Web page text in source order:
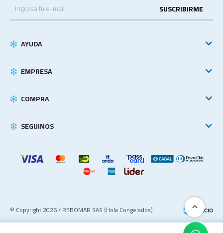
SUSCRIBIRME
AYUDA
EMPRESA
COMPRA
SEGUINOS
© Copyright 2026 / REBOMAR SAS (Hola Congelados)